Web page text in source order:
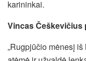
karininkai.
Vincas Češkevičius
„Rugpjūčio mėnesį